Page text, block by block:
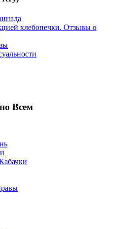
хлебопечки. Отзывы о
Всем